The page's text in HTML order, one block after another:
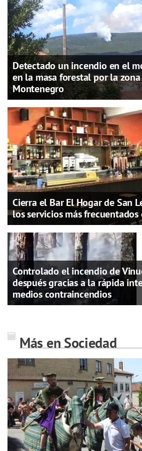
Detectado un incendio en el
en la masa forestal por la
Montenegro
Cierra el Bar El Hogar de San
los servicios más
Controlado el incendio de
después gracias a la rápida
medios contraincendios
Más en Sociedad